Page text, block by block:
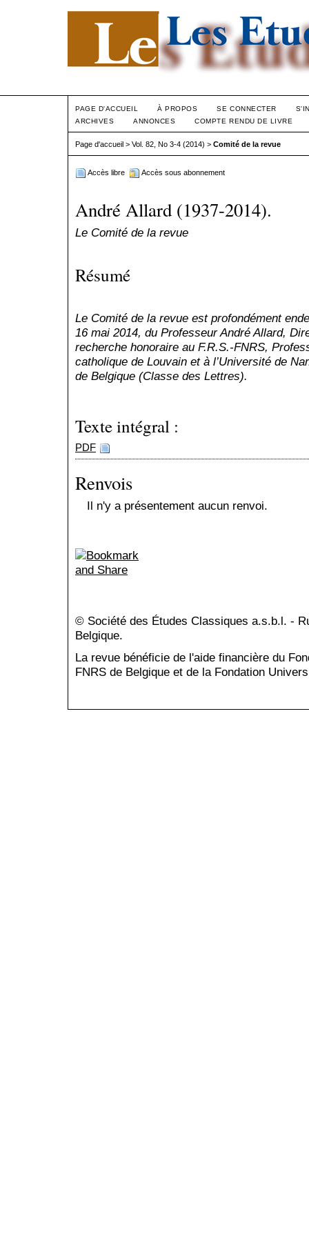
PAGE D'ACCUEIL À PROPOS SE CONNECTER
ARCHIVES
ANNONCES COMPTE RENDU DE LIVRE
Page d'accueil > Vol. 82, No 3-4 (2014) > Comité de la revue
Accès libre Accès sous abonnement
André Allard (1937-2014).
Le Comité de la revue
Résumé
Le Comité de la revue est profondément
16 mai 2014, du Professeur André Allard,
recherche honoraire au F.R.S.-FNRS,
catholique de Louvain et à l’Université de
de Belgique (Classe des Lettres).
Texte intégral :
PDF
Renvois
Il n'y a présentement aucun renvoi.
© Société des Études Classiques a.s.b.l. -
Belgique.
La revue bénéficie de l'aide financière du
FNRS de Belgique et de la Fondation